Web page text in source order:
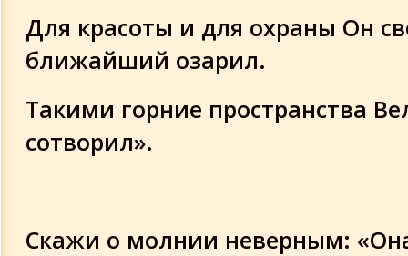
Для красоты и для охраны Он
ближайший озарил.
Такими горние пространства
сотворил».
Скажи о молнии неверным: